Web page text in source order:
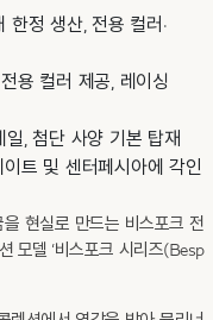
정 생산, 전용 컬러·
용 컬러 제공, 레이싱
, 첨단 사양 기본 탑재
트 및 센터페시아에 각인
현실로 만드는 비스포크 전
모델 ‘비스포크 시리즈(Besp